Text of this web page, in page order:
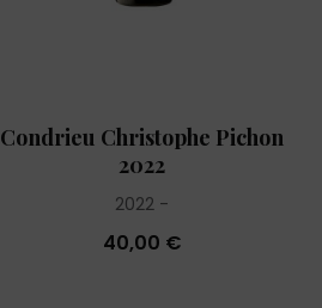
Condrieu Christophe Pichon
2022
2022
40,00 €